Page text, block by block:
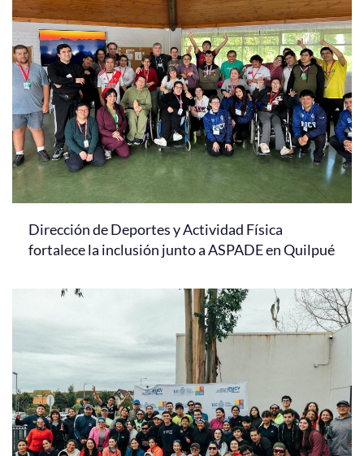
Dirección de Deportes y Actividad Física
fortalece la inclusión junto a ASPADE en Quilpué